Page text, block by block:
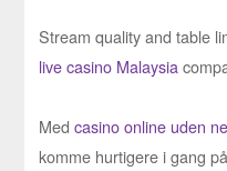
Stream quality and table
live casino Malaysia
Medcasino online uden
komme hurtigere i gang